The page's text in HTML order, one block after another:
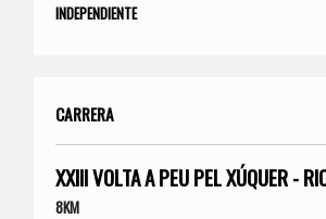
INDEPENDIENTE
CARRERA
XXIII VOLTA A PEU PEL XÚQUER -
8KM